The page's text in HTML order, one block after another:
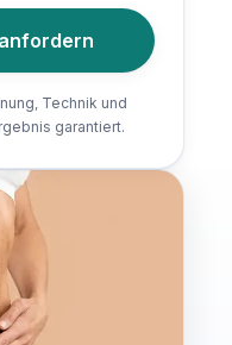
Technik und
garantiert.